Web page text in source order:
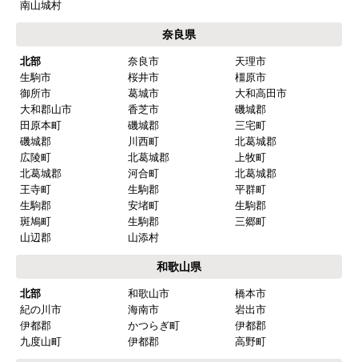
南山城村
奈良県
北部 奈良市
天理市
生駒市
桜井市
橿原市
御所市
葛城市
大和高田市
大和郡山市
香芝市
磯城郡
田原本町
磯城郡
三宅町
磯城郡
川西町
北葛城郡
広陵町
北葛城郡
上牧町
北葛城郡
河合町
北葛城郡
王寺町
生駒郡
平群町
生駒郡
安堵町
生駒郡
斑鳩町
生駒郡
三郷町
山辺郡
山添村
和歌山県
北部 和歌山市
橋本市
紀の川市
海南市
岩出市
伊都郡
かつらぎ町
伊都郡
九度山町
伊都郡 高野町